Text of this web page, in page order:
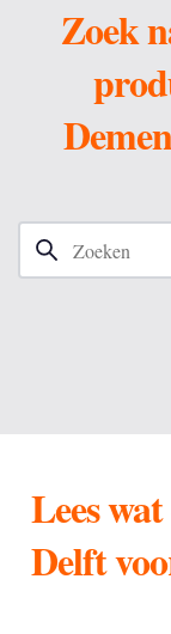
Zoek
Search
Lees
Delft